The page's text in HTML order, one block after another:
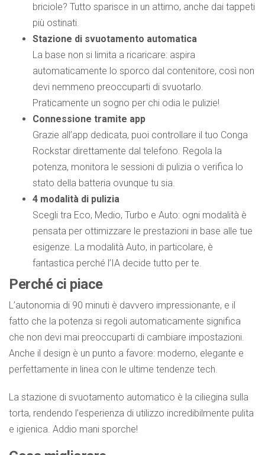
briciole? Tutto sparisce in un attimo, anche dai tappeti
più ostinati.
Stazione di svuotamento automatica
La base non si limita a ricaricare: aspira
automaticamente lo sporco dal contenitore, così non
devi nemmeno preoccuparti di svuotarlo.
Praticamente un sogno per chi odia le pulizie!
Connessione tramite app
Grazie all’app dedicata, puoi controllare il tuo Conga
Rockstar direttamente dal telefono. Regola la
potenza, monitora le sessioni di pulizia o verifica lo
stato della batteria ovunque tu sia.
4 modalità di pulizia
Scegli tra Eco, Medio, Turbo e Auto: ogni modalità è
pensata per ottimizzare le prestazioni in base alle tue
esigenze. La modalità Auto, in particolare, è
fantastica perché l’IA decide tutto per te.
Perché ci piace
L’autonomia di 90 minuti è davvero impressionante, e il
fatto che la potenza si regoli automaticamente significa
che non devi mai preoccuparti di cambiare impostazioni.
Anche il design è un punto a favore: moderno, elegante e
perfettamente in linea con le ultime tendenze tech.
La stazione di svuotamento automatico è la ciliegina sulla
torta, rendendo l’esperienza di utilizzo incredibilmente pulita
e igienica. Addio mani sporche!